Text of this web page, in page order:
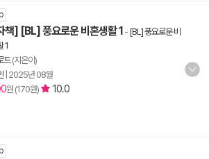
책] [BL] 풍요로운 비혼생활 1 - [BL] 풍요로운 비
1
드(지은이)
2025년 08월
원 (170원) 10.0